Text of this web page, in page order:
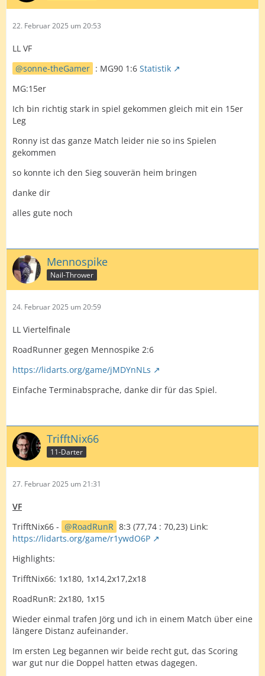
22. Februar 2025 um 20:53
LL VF
sonne-theGamer : MG90 1:6 Statistik
MG:15er
Ich bin richtig stark in spiel gekommen gleich mit ein 15er
Leg
Ronny ist das ganze Match leider nie so ins Spielen
gekommen
so konnte ich den Sieg souverän heim bringen
danke dir
alles gute noch
Mennospike
Nail-Thrower
24. Februar 2025 um 20:59
LL Viertelfinale
RoadRunner gegen Mennospike 2:6
https://lidarts.org/game/jMDYnNLs
Einfache Terminabsprache, danke dir für das Spiel.
TrifftNix66
11-Darter
27. Februar 2025 um 21:31
VF
TrifftNix66 -
RoadRunR 8:3 (77,74 : 70,23) Link:
https://lidarts.org/game/r1ywdO6P
Highlights:
TrifftNix66: 1x180, 1x14,2x17,2x18
RoadRunR: 2x180, 1x15
Wieder einmal trafen Jörg und ich in einem Match über eine
längere Distanz aufeinander.
Im ersten Leg begannen wir beide recht gut, das Scoring
war gut nur die Doppel hatten etwas dagegen.